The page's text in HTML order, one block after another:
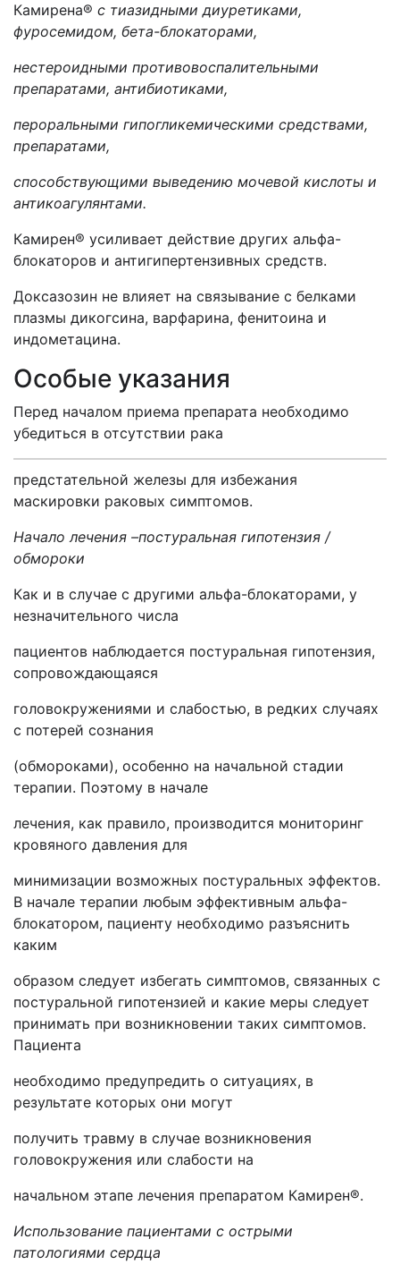
Камирена® с тиазидными диуретиками,
фуросемидом, бета-блокаторами,
нестероидными противовоспалительными
препаратами, антибиотиками,
пероральными гипогликемическими средствами,
препаратами,
способствующими выведению мочевой кислоты и
антикоагулянтами.
Камирен® усиливает действие других альфа-
блокаторов и антигипертензивных средств.
Доксазозин не влияет на связывание с белками
плазмы дикогсина, варфарина, фенитоина и
индометацина.
Особые указания
Перед началом приема препарата необходимо
убедиться в отсутствии рака
предстательной железы для избежания
маскировки раковых симптомов.
Начало лечения –постуральная гипотензия /
обмороки
Как и в случае с другими альфа-блокаторами, у
незначительного числа
пациентов наблюдается постуральная гипотензия,
сопровождающаяся
головокружениями и слабостью, в редких случаях
с потерей сознания
(обмороками), особенно на начальной стадии
терапии. Поэтому в начале
лечения, как правило, производится мониторинг
кровяного давления для
минимизации возможных постуральных эффектов.
В начале терапии любым эффективным альфа-
блокатором, пациенту необходимо разъяснить
каким
образом следует избегать симптомов, связанных с
постуральной гипотензией и какие меры следует
принимать при возникновении таких симптомов.
Пациента
необходимо предупредить о ситуациях, в
результате которых они могут
получить травму в случае возникновения
головокружения или слабости на
начальном этапе лечения препаратом Камирен®.
Использование пациентами с острыми
патологиями сердца